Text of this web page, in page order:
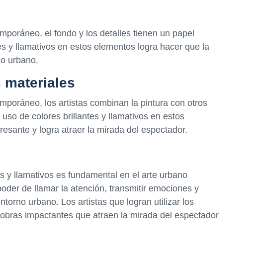
el fondo y los detalles tienen un papel
y llamativos en estos elementos logra hacer que la
urbano.
materiales
los artistas combinan la pintura con otros
de colores brillantes y llamativos en estos
y logra atraer la mirada del espectador.
y llamativos es fundamental en el arte urbano
de llamar la atención, transmitir emociones y
urbano. Los artistas que logran utilizar los
impactantes que atraen la mirada del espectador